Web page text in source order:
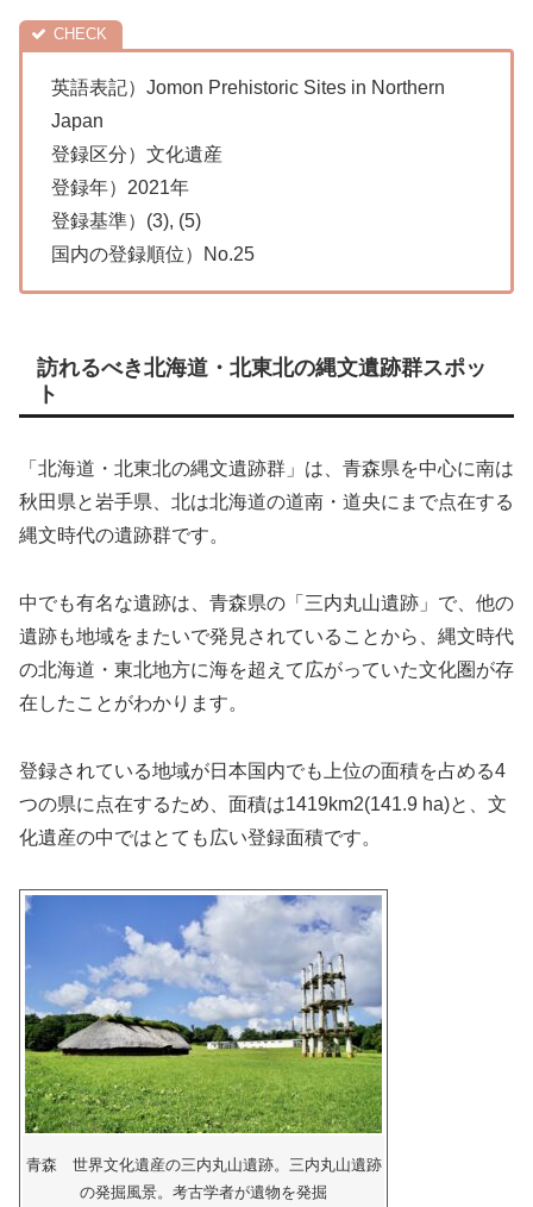
英語表記）Jomon Prehistoric Sites in Northern
Japan
登録区分）文化遺産
登録年）2021年
登録基準）(3), (5)
国内の登録順位）No.25
訪れるべき北海道・北東北の縄文遺跡群スポッ
ト
「北海道・北東北の縄文遺跡群」は、青森県を中心に南は
秋田県と岩手県、北は北海道の道南・道央にまで点在する
縄文時代の遺跡群です。
中でも有名な遺跡は、青森県の「三内丸山遺跡」で、他の
遺跡も地域をまたいで発見されていることから、縄文時代
の北海道・東北地方に海を超えて広がっていた文化圏が存
在したことがわかります。
登録されている地域が日本国内でも上位の面積を占める4
つの県に点在するため、面積は1419km2(141.9 ha)と、文
化遺産の中ではとても広い登録面積です。
青森 世界文化遺産の三内丸山遺跡。三内丸山遺跡
の発掘風景。考古学者が遺物を発掘